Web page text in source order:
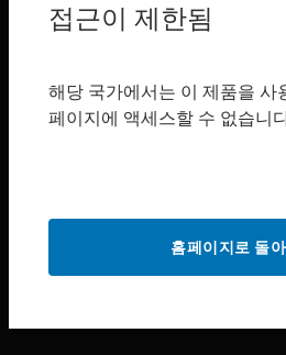
제품
toggle view
서비스
접근이 제한됨
해당 국가에서는 이 제품을 사
페이지에 액세스할 수 없습니
홈페이지로 돌